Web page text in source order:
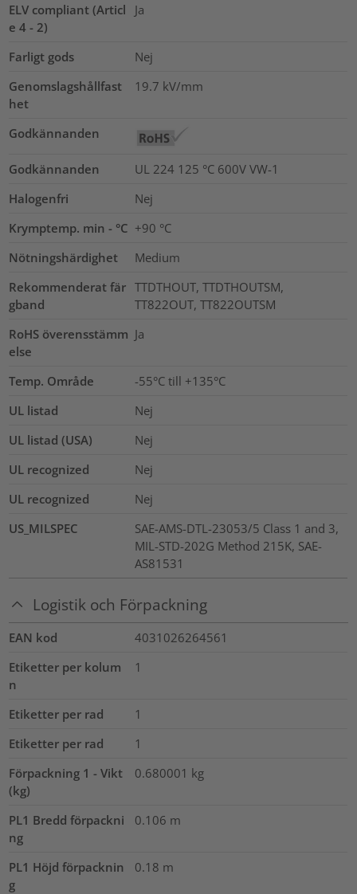
ELV compliant (Articl
e 4 - 2)
Ja
Farligt gods
Nej
Genomslagshållfast
het
19.7 kV/mm
Godkännanden
Godkännanden
UL 224 125 °C 600V VW-1
Halogenfri
Nej
Krymptemp. min - °C +90 °C
Nötningshärdighet
Medium
Rekommenderat fär
gband
TTDTHOUT, TTDTHOUTSM,
TT822OUT, TT822OUTSM
RoHS överensstämm
else
Ja
Temp. Område
-55°C till +135°C
UL listad
Nej
UL listad (USA)
Nej
UL recognized
Nej
UL recognized
Nej
US_MILSPEC
SAE-AMS-DTL-23053/5 Class 1 and 3,
MIL-STD-202G Method 215K, SAE-
AS81531
Logistik och Förpackning
EAN kod
4031026264561
Etiketter per kolum
n
1
Etiketter per rad
1
Etiketter per rad
1
Förpackning 1 - Vikt
(kg)
0.680001 kg
PL1 Bredd förpackni
ng
0.106 m
PL1 Höjd förpacknin
g
0.18 m